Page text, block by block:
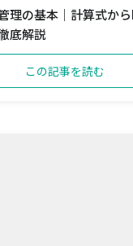
理の基本｜計算式か
底解説
この記事を読む